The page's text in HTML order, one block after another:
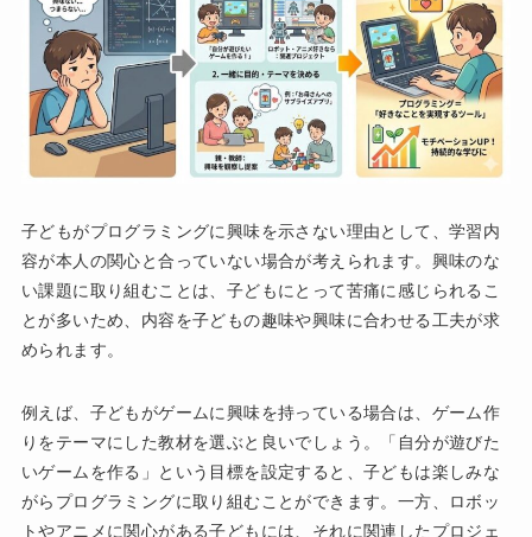
子どもがプログラミングに興味を示さない理由として、学習内
容が本人の関心と合っていない場合が考えられます。興味のな
い課題に取り組むことは、子どもにとって苦痛に感じられるこ
とが多いため、内容を子どもの趣味や興味に合わせる工夫が求
められます。
例えば、子どもがゲームに興味を持っている場合は、ゲーム作
りをテーマにした教材を選ぶと良いでしょう。「自分が遊びた
いゲームを作る」という目標を設定すると、子どもは楽しみな
がらプログラミングに取り組むことができます。一方、ロボッ
トやアニメに関心がある子どもには、それに関連したプロジェ